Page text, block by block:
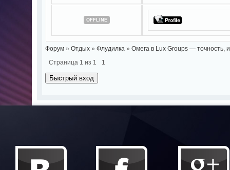
OFFLINE
Форум » Отдых » Флудилка » Омега в Lux Groups — точность,
Страница 1 из 1 1